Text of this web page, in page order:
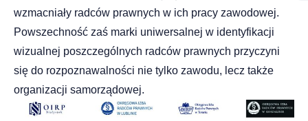
wzmacniały radców prawnych w ich pracy zawodowej.
Powszechność zaś marki uniwersalnej w identyfikacji
wizualnej poszczególnych radców prawnych przyczyni
się do rozpoznawalności nie tylko zawodu, lecz także
organizacji samorządowej.